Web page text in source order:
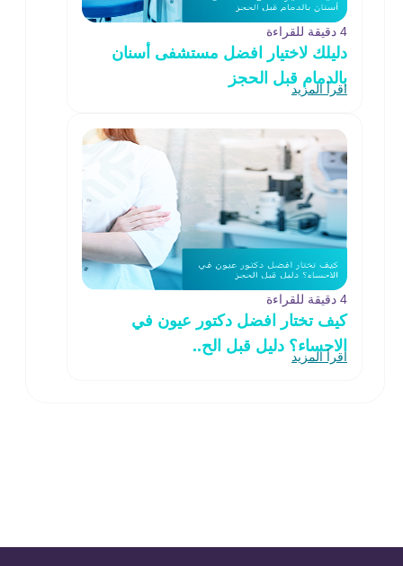
4 دقيقة للقراءة
دليلك لاختيار افضل مستشفى أسنان
بالدمام قبل الحجز
اقرأ المزيد
4 دقيقة للقراءة
كيف تختار افضل دكتور عيون في
الاحساء؟ دليل قبل الح..
اقرأ المزيد